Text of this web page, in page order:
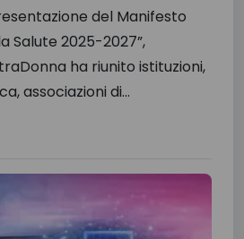
del Manifesto
Salute 2025-2027”,
ha riunito istituzioni,
associazioni di...